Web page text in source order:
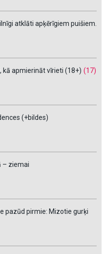
atklāti apķērīgiem puišiem.
kā apmierināt vīrieti (18+) (17)
(+bildes)
– ziemai
pazūd pirmie: Mizotie gurķi